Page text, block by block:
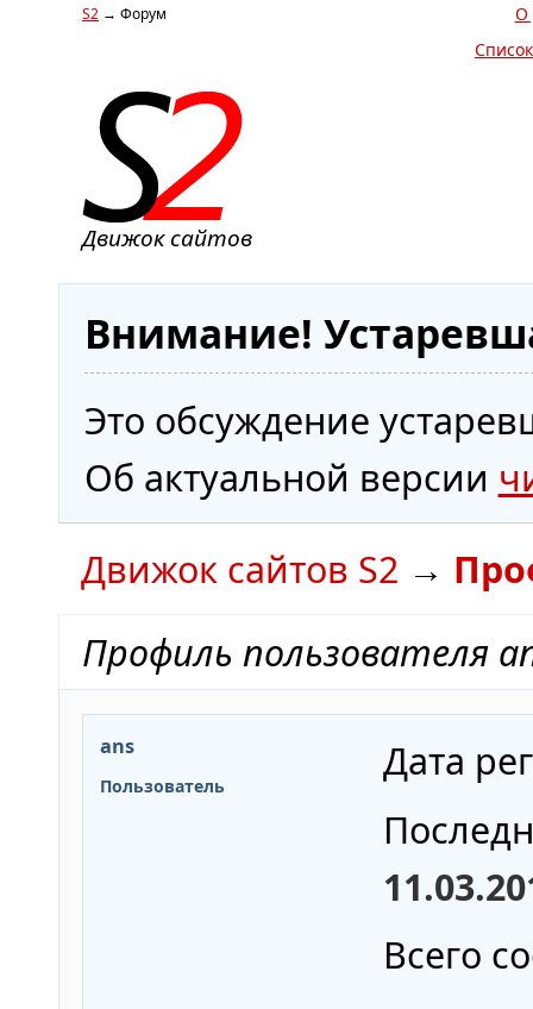
О
S2→ Форум
Движок сайтов
Внимание!
Это обсуждение
Об актуальной версии
Движок сайтов S2 →
Профиль пользователя
ans
Пользователь
Дата
Всего